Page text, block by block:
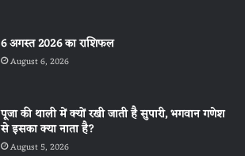
6 अगस्त 2026 का राशिफल
August 6, 2026
पूजा की थाली में क्यों रखी जाती है सुपारी, भगवान गणेश
से इसका क्या नाता है?
August 5, 2026